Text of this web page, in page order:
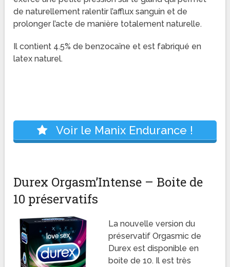
de naturellement ralentir l’afflux sanguin et de
prolonger l’acte de manière totalement naturelle.
Il contient 4.5% de benzocaïne et est fabriqué en
latex naturel.
Voir le Manix Endurance !
Durex Orgasm’Intense – Boite de
10 préservatifs
La nouvelle version du
préservatif Orgasmic de
Durex est disponible en
boite de 10. Il est très